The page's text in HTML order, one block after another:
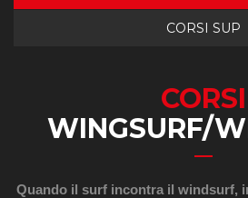
CORSI SUP
CORSI
WINGSURF/
Quando il surf incontra il windsurf,